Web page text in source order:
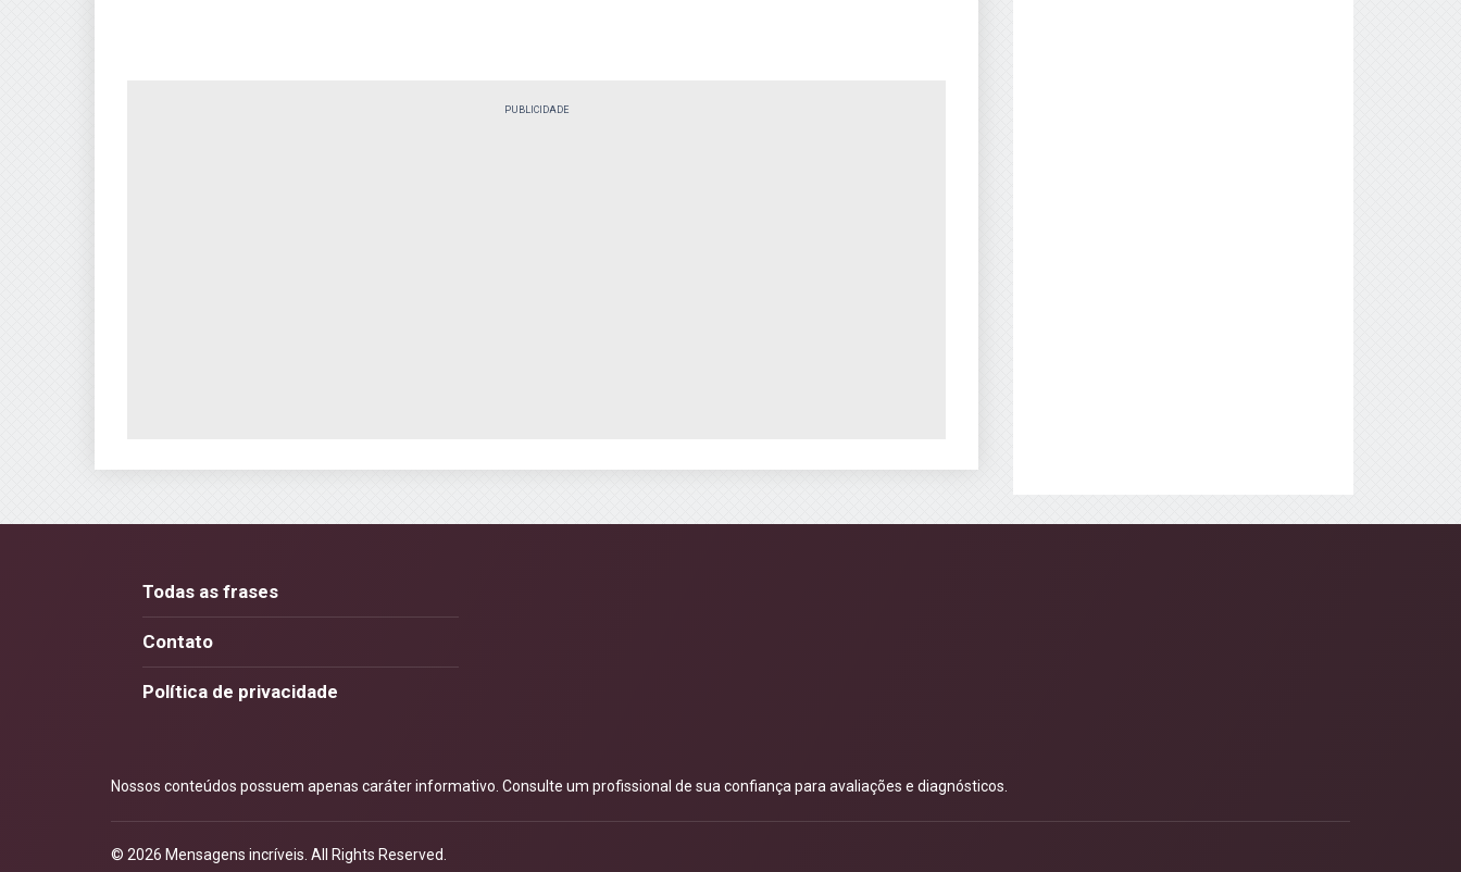
PUBLICIDADE
Todas as frases
Contato
Política de privacidade
Nossos conteúdos possuem apenas caráter informativo. Consulte um profissional de sua confiança para avaliações e diagnósticos.
© 2026 Mensagens incríveis . All Rights Reserved.